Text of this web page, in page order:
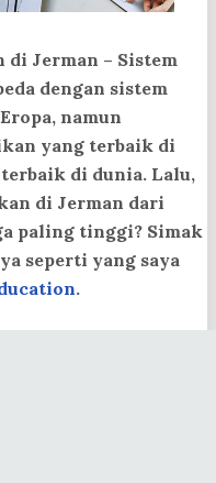
di Jerman – Sistem
dengan sistem
namun
yang terbaik di
di dunia. Lalu,
di Jerman dari
paling tinggi? Simak
seperti yang saya
.